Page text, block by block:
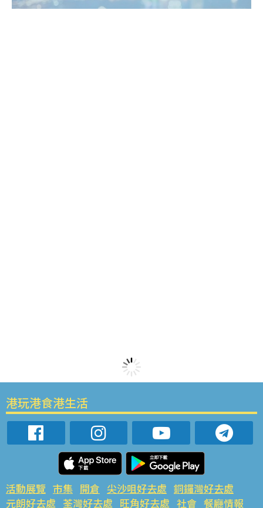
港玩港食港生活
活動展覽 市集 開倉 尖沙咀好去處 銅鑼灣好去處
元朗好去處 荃灣好去處 旺角好去處 社會 餐廳情報